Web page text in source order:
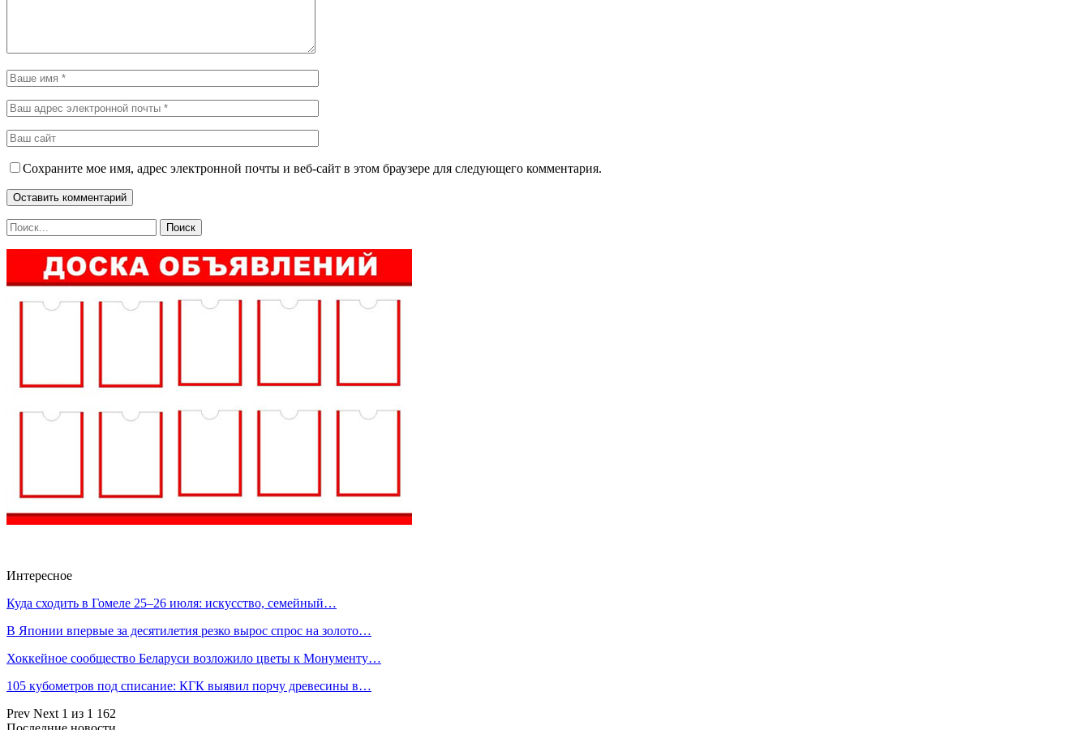
Сохраните мое имя, адрес электронной почты и веб-сайт в этом браузере для следующего комментария.
Интересное
Куда сходить в Гомеле 25–26 июля: искусство, семейный…
В Японии впервые за десятилетия резко вырос спрос на золото…
Хоккейное сообщество Беларуси возложило цветы к Монументу…
105 кубометров под списание: КГК выявил порчу древесины в…
Prev Next 1 из 1 162